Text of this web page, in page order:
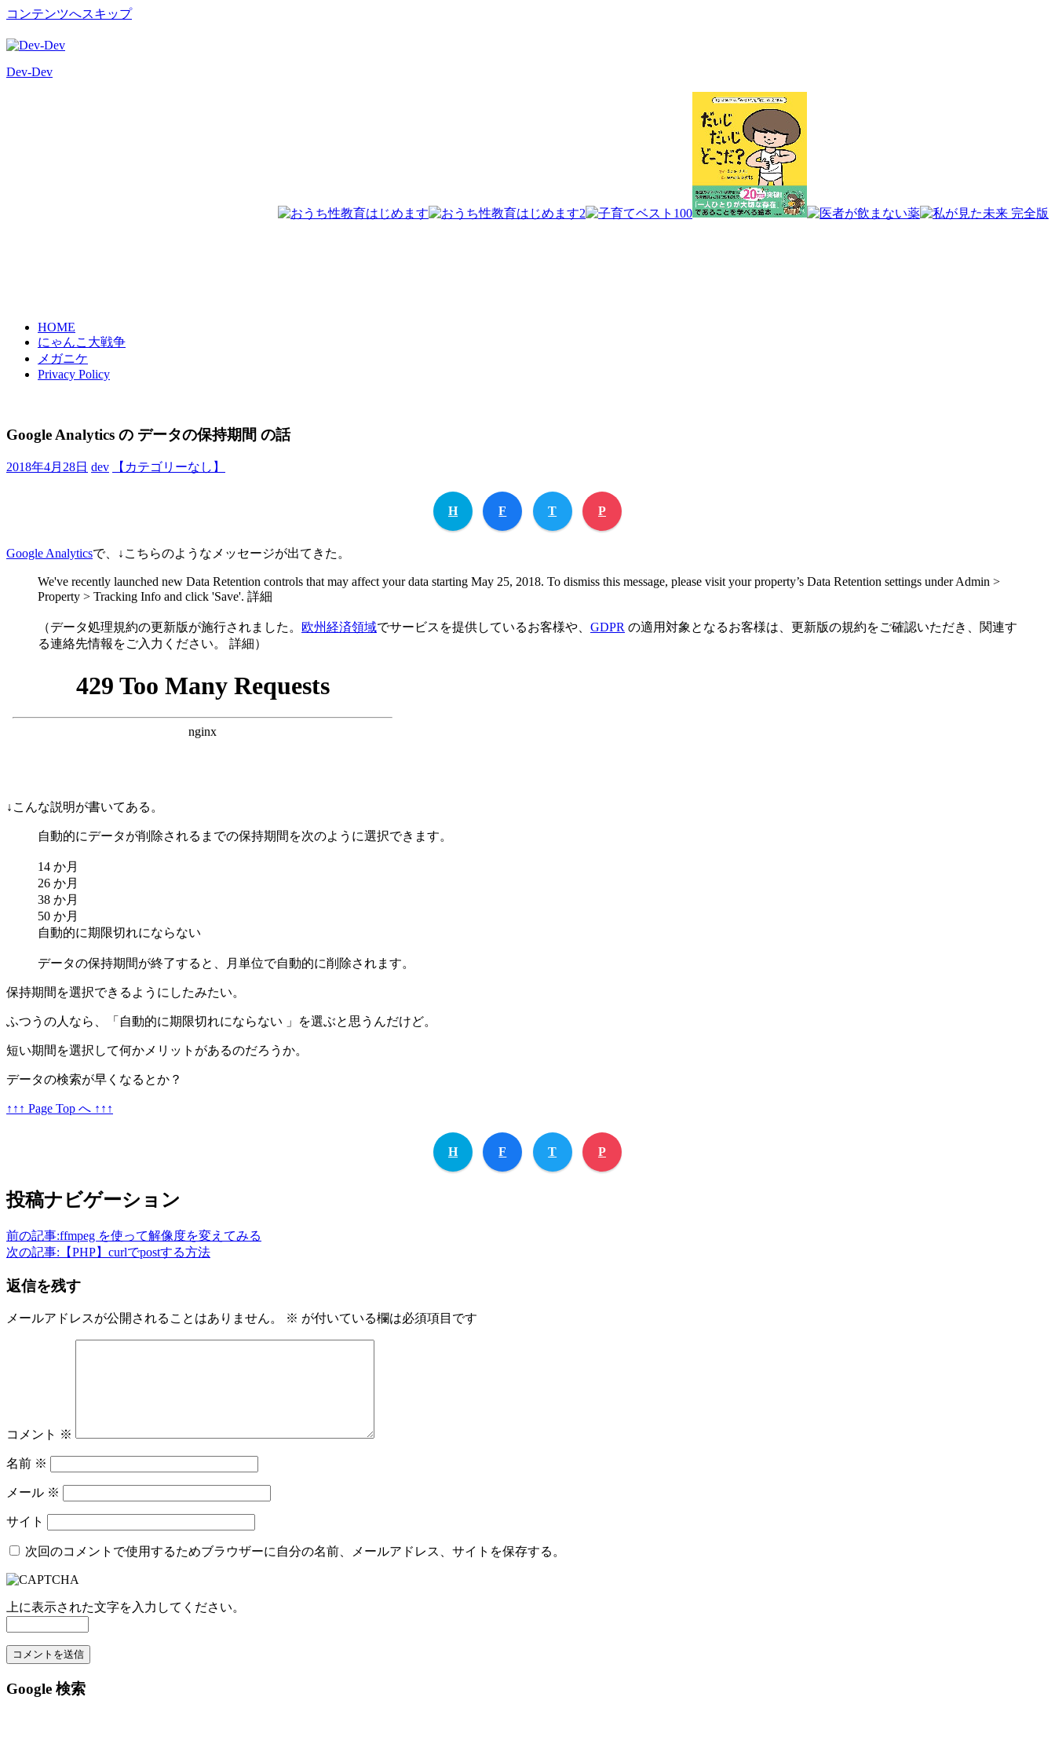
コンテンツへスキップ
Dev-Dev
HOME
にゃんこ大戦争
メガニケ
Privacy Policy
Google Analytics の データの保持期間 の話
2018年4月28日 dev 【カテゴリーなし】
H F T P
Google Analyticsで、↓こちらのようなメッセージが出てきた。
We've recently launched new Data Retention controls that may affect your data starting May 25, 2018. To dismiss this message, please visit your property’s Data Retention settings under Admin >
Property > Tracking Info and click 'Save'. 詳細
（データ処理規約の更新版が施行されました。 欧州経済領域でサービスを提供しているお客様や、 GDPR の適用対象となるお客様は、更新版の規約をご確認いただき、関連す
る連絡先情報をご入力ください。 詳細）
↓こんな説明が書いてある。
自動的にデータが削除されるまでの保持期間を次のように選択できます。
14 か月
26 か月
38 か月
50 か月
自動的に期限切れにならない
データの保持期間が終了すると、月単位で自動的に削除されます。
保持期間を選択できるようにしたみたい。
ふつうの人なら、「自動的に期限切れにならない 」を選ぶと思うんだけど。
短い期間を選択して何かメリットがあるのだろうか。
データの検索が早くなるとか？
↑↑↑ Page Top へ ↑↑↑
H F T P
投稿ナビゲーション
前の記事:ffmpeg を使って解像度を変えてみる
次の記事: 【PHP】curlでpostする方法
返信を残す
メールアドレスが公開されることはありません。 ※ が付いている欄は必須項目です
コメント ※
名前 ※
メール ※
サイト
次回のコメントで使用するためブラウザーに自分の名前、メールアドレス、サイトを保存する。
上に表示された文字を入力してください。
Google 検索